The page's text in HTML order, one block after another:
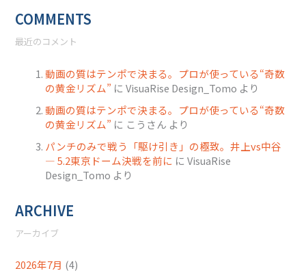
COMMENTS
最近のコメント
動画の質はテンポで決まる。プロが使っている“奇数
の黄金リズム” にVisuaRise Design_Tomo より
動画の質はテンポで決まる。プロが使っている“奇数
の黄金リズム” に こうさん より
パンチのみで戦う「駆け引き」の極致。井上vs中谷
― 5.2東京ドーム決戦を前に にVisuaRise
Design_Tomo より
ARCHIVE
アーカイブ
2026年7月 (4)